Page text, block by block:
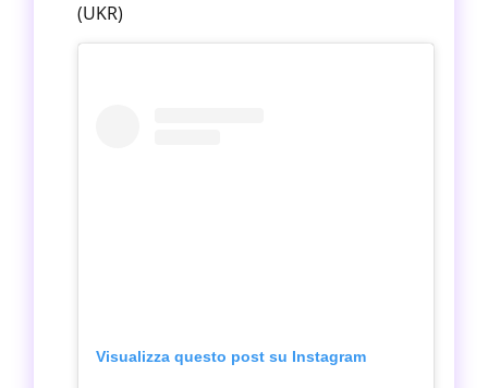
(UKR)
Visualizza questo post su Instagram